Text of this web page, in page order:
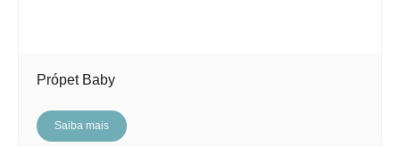
Própet Baby
Saiba mais